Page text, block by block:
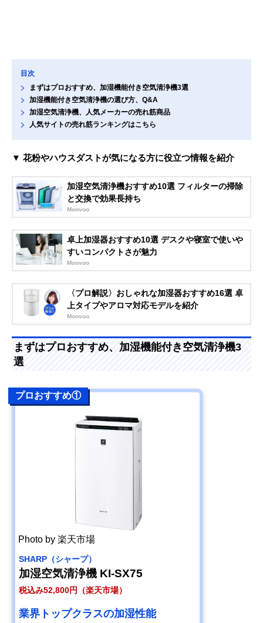
目次
まずはプロおすすめ、加湿機能付き空気清浄機3選
加湿機能付き空気清浄機の選び方、Q&A
加湿空気清浄機、人気メーカーの売れ筋商品
人気サイトの売れ筋ランキングはこちら
▼ 花粉やハウスダストが気になる方に役立つ情報を紹介
加湿空気清浄機おすすめ10選 フィルターの掃除
と交換で効果長持ち
Moovoo
卓上加湿器おすすめ10選 デスクや寝室で使いや
すいコンパクトさが魅力
Moovoo
〈プロ解説〉おしゃれな加湿器おすすめ16選 卓
上タイプやアロマ対応モデルを紹介
Moovoo
まずはプロおすすめ、加湿機能付き空気清浄機3
選
プロおすすめ①
Photo by 楽天市場
SHARP（シャープ）
加湿空気清浄機 KI-SX75
税込み52,800円（楽天市場）
業界トップクラスの加湿性能